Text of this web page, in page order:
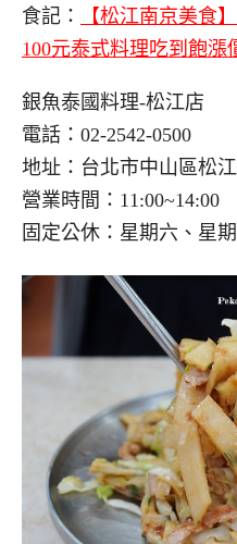
食記：
【松江南京美食
100元泰式料理吃到飽漲
銀魚泰國料理-松江店
電話：02-2542-0500
地址：台北市中山區松
營業時間：11:00~14:00
固定公休：星期六、星